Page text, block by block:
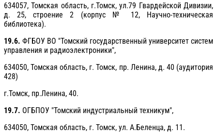
634057, Томская область, г.Томск, ул.79 Гвардейской Дивизии,
д. 25, строение 2 (корпус № 12, Научно-техническая
библиотека).
19.6. ФГБОУ ВО "Томский государственный университет систем
управления и радиоэлектроники",
634050, Томская область, г. Томск, пр. Ленина, д. 40 (аудитория
428)
г.Томск, пр.Ленина, 40.
19.7. ОГБПОУ "Томский индустриальный техникум",
634050, Томская область, г. Томск, ул. А.Беленца, д. 11.